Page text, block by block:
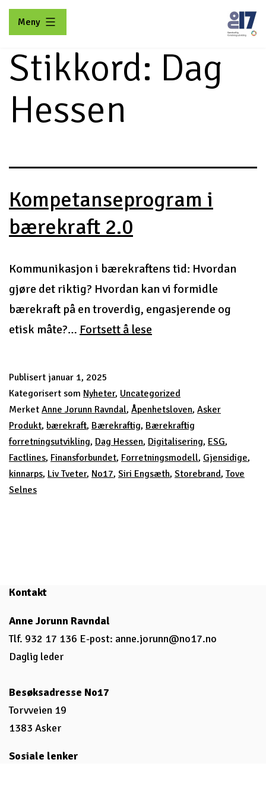
Gå
Meny
Stikkord: Dag
Hessen
Kompetanseprogram i
bærekraft 2.0
Kommunikasjon i bærekraftens tid: Hvordan
gjøre det riktig? Hvordan kan vi formidle
bærekraft på en troverdig, engasjerende og
etisk måte?… Fortsett å leseKompetanseprogram
2.0
Publisert januar 1, 2025
Kategorisert som Nyheter, Uncategorized
Merket Anne Jorunn Ravndal, Åpenhetsloven, Asker
Produkt, bærekraft, Bærekraftig, Bærekraftig
forretningsutvikling, Dag Hessen, Digitalisering, ESG,
Factlines, Finansforbundet, Forretningsmodell, Gjensidige,
kinnarps, Liv Tveter, No17, Siri Engsæth, Storebrand, Tove
Selnes
Kontakt
Anne Jorunn Ravndal
Tlf. 932 17 136 E-post: anne.jorunn@no17.no
Daglig leder
Besøksadresse No17
Torvveien 19
1383 Asker
Sosiale lenker